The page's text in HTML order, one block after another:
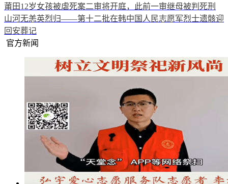
莆田12岁女孩被虐死案二审将开庭，此前一审继母被判死刑
山河无恙英烈归——第十二批在韩中国人民志愿军烈士遗骸迎
回安葬记
官方新闻